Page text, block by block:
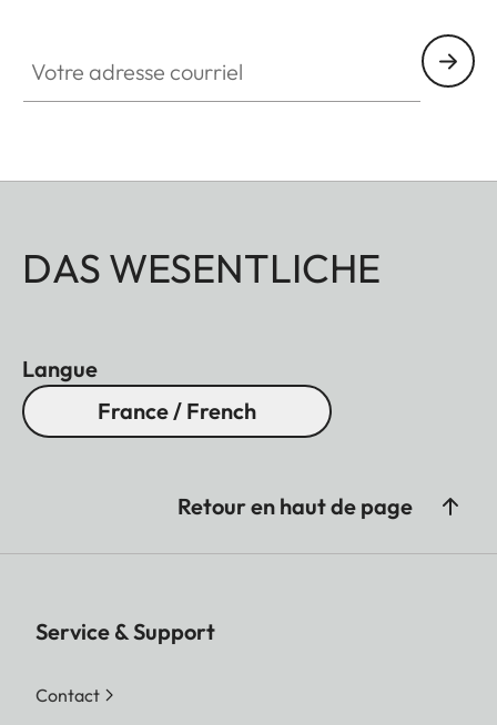
DAS WESENTLICHE
Langue
France / French
Retour en haut de page
Service & Support
Contact